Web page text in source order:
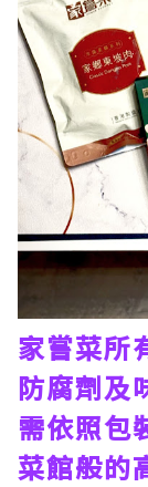
家嘗菜所
防腐劑及
需依照包
菜館般的